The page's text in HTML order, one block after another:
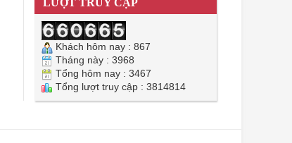
LƯỢT TRUY CẬP
Khách hôm nay : 867
Tháng này : 3968
Tổng hôm nay : 3467
Tổng lượt truy cập : 3814814